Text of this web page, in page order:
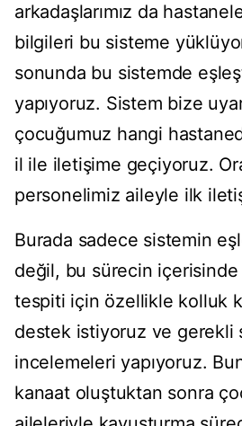
arkadaşlarımız da
bilgileri bu sisteme
sonunda bu sistemde
yapıyoruz. Sistem bize
çocuğumuz hangi
il ile iletişime geçiyoruz.
personelimiz aileyle ilk
Burada sadece sistemin
değil, bu sürecin
tespiti için özellikle kolluk
destek istiyoruz ve gerekli
incelemeleri yapıyoruz.
kanaat oluştuktan sonra